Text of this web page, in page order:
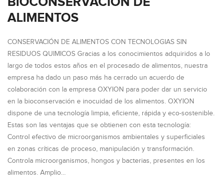
ALIMENTOS
CONSERVACIÓN DE ALIMENTOS CON TECNOLOGIAS SIN
RESIDUOS QUIMICOS Gracias a los conocimientos adquiridos a lo
largo de todos estos años en el procesado de alimentos, nuestra
empresa ha dado un paso más ha cerrado un acuerdo de
colaboración con la empresa OXYION para poder dar un servicio
en la bioconservación e inocuidad de los alimentos. OXYION
dispone de una tecnología limpia, eficiente, rápida y eco-sostenible.
Estas son las ventajas que se obtienen con esta tecnología:
Control efectivo de microorganismos ambientales y superficiales
en zonas críticas de proceso, manipulación y transformación.
Controla microorganismos, hongos y bacterias, presentes en los
alimentos. Amplio…